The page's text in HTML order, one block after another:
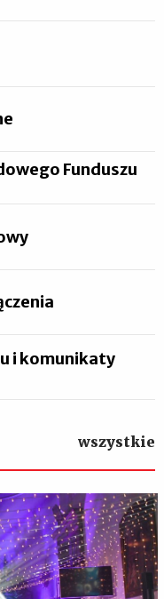
Funduszu
i komunikaty
wszystkie